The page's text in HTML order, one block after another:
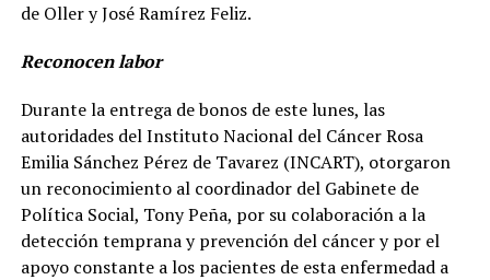
de Oller y José Ramírez Feliz.
Reconocen labor
Durante la entrega de bonos de este lunes, las
autoridades del Instituto Nacional del Cáncer Rosa
Emilia Sánchez Pérez de Tavarez (INCART), otorgaron
un reconocimiento al coordinador del Gabinete de
Política Social, Tony Peña, por su colaboración a la
detección temprana y prevención del cáncer y por el
apoyo constante a los pacientes de esta enfermedad a